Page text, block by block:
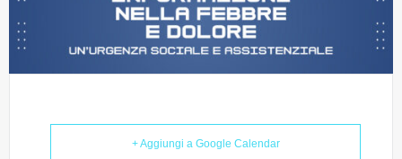
+ Aggiungi a Google Calendar